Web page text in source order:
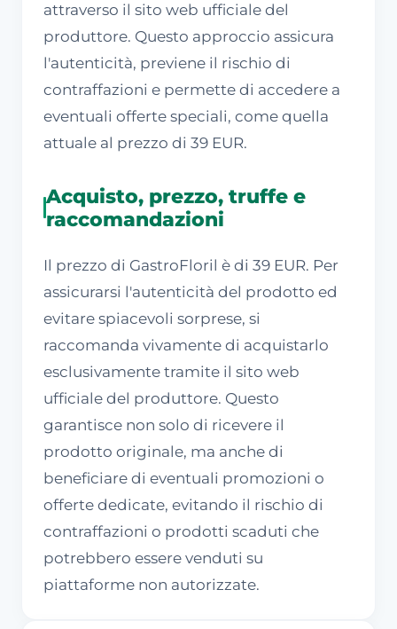
attraverso il sito web ufficiale del
produttore. Questo approccio assicura
l'autenticità, previene il rischio di
contraffazioni e permette di accedere a
eventuali offerte speciali, come quella
attuale al prezzo di 39 EUR.
Acquisto, prezzo, truffe e
raccomandazioni
Il prezzo di GastroFloril è di 39 EUR. Per
assicurarsi l'autenticità del prodotto ed
evitare spiacevoli sorprese, si
raccomanda vivamente di acquistarlo
esclusivamente tramite il sito web
ufficiale del produttore. Questo
garantisce non solo di ricevere il
prodotto originale, ma anche di
beneficiare di eventuali promozioni o
offerte dedicate, evitando il rischio di
contraffazioni o prodotti scaduti che
potrebbero essere venduti su
piattaforme non autorizzate.